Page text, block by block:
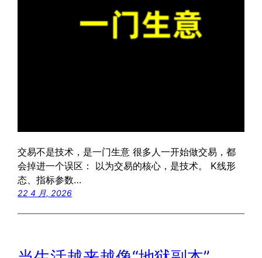
交易不是技术，是一门生意 很多人一开始做交易，都
会掉进一个误区： 以为交易的核心，是技术。 K线形
态、指标参数…
22 4 月, 2026